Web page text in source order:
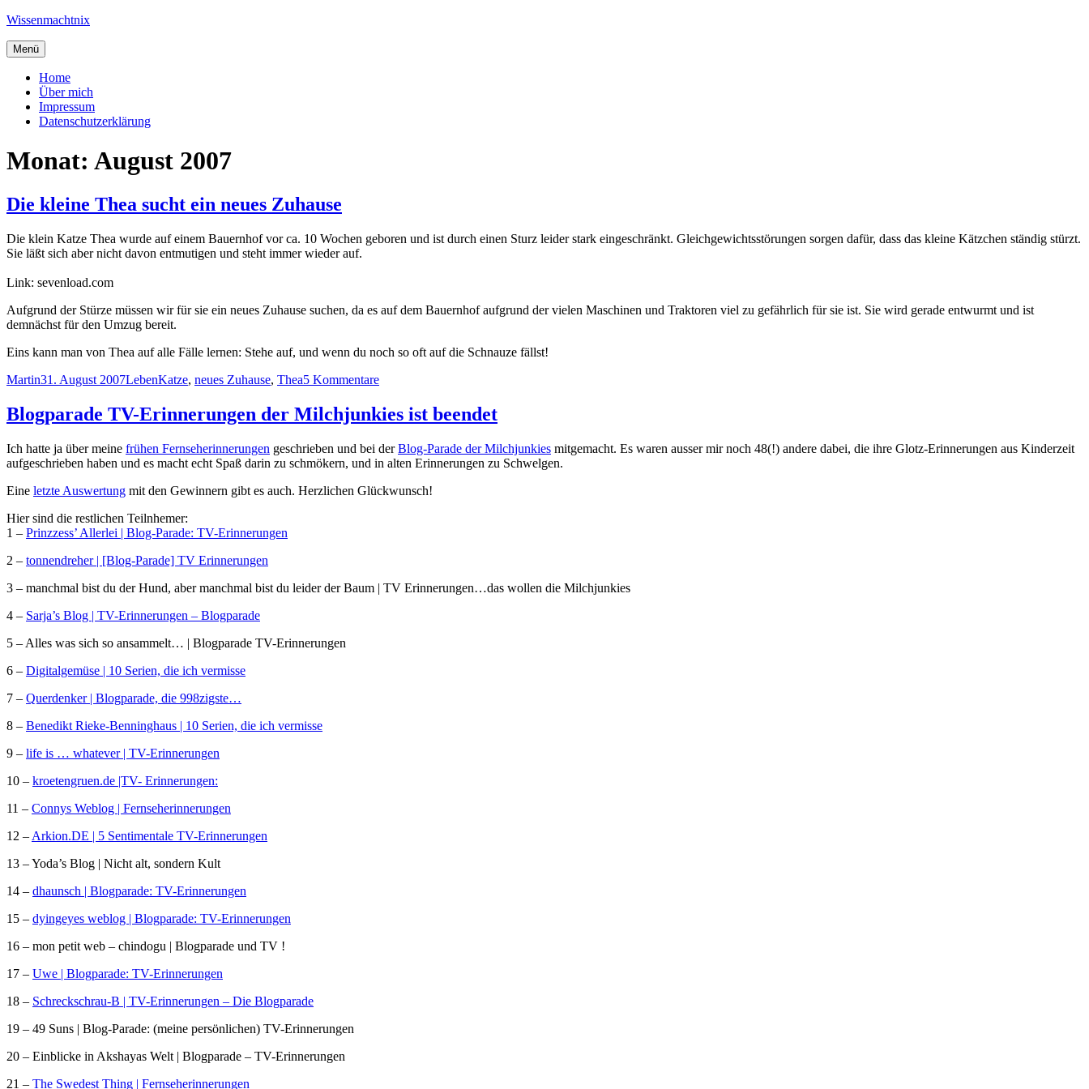
Zum
springen
Wissenmachtnix
Menü
Home
Über mich
Impressum
Datenschutzerklärung
Monat: August 2007
Die kleine Thea sucht ein neues Zuhause
Die klein Katze Thea wurde auf einem Bauernhof vor ca. 10 Wochen geboren und ist durch einen Sturz leider stark eingeschränkt. Gleichgewichtsstörungen sorgen dafür, dass das kleine Kätzchen ständig stürzt.
Sie läßt sich aber nicht davon entmutigen und steht immer wieder auf.
Link: sevenload.com
Aufgrund der Stürze müssen wir für sie ein neues Zuhause suchen, da es auf dem Bauernhof aufgrund der vielen Maschinen und Traktoren viel zu gefährlich für sie ist. Sie wird gerade entwurmt und ist
demnächst für den Umzug bereit.
Eins kann man von Thea auf alle Fälle lernen: Stehe auf, und wenn du noch so oft auf die Schnauze fällst!
Autor
MartinVeröffentlicht
31. August 2007Kategorien
LebenSchlagwörter
Katze, neues Zuhause, Thea5 Kommentarezu
kleine
Thea
ein
neues
Blogparade TV-Erinnerungen der Milchjunkies ist beendet
Ich hatte ja über meine frühen Fernseherinnerungen geschrieben und bei derBlog-Parade der Milchjunkies mitgemacht. Es waren ausser mir noch 48(!) andere dabei, die ihre Glotz-Erinnerungen aus Kinderzeit
aufgeschrieben haben und es macht echt Spaß darin zu schmökern, und in alten Erinnerungen zu Schwelgen.
Eine letzte Auswertung mit den Gewinnern gibt es auch. Herzlichen Glückwunsch!
Hier sind die restlichen Teilnhemer:
1 – Prinzzess’ Allerlei | Blog-Parade: TV-Erinnerungen
2 – tonnendreher | [Blog-Parade] TV Erinnerungen
3 – manchmal bist du der Hund, aber manchmal bist du leider der Baum | TV Erinnerungen…das wollen die Milchjunkies
4 – Sarja’s Blog | TV-Erinnerungen – Blogparade
5 – Alles was sich so ansammelt… | Blogparade TV-Erinnerungen
6 – Digitalgemüse | 10 Serien, die ich vermisse
7 – Querdenker | Blogparade, die 998zigste…
8 – Benedikt Rieke-Benninghaus | 10 Serien, die ich vermisse
9 – life is … whatever | TV-Erinnerungen
10 – kroetengruen.de |TV- Erinnerungen:
11 – Connys Weblog | Fernseherinnerungen
12 – Arkion.DE | 5 Sentimentale TV-Erinnerungen
13 – Yoda’s Blog | Nicht alt, sondern Kult
14 – dhaunsch | Blogparade: TV-Erinnerungen
15 – dyingeyes weblog | Blogparade: TV-Erinnerungen
16 – mon petit web – chindogu | Blogparade und TV !
17 – Uwe | Blogparade: TV-Erinnerungen
18 – Schreckschrau-B | TV-Erinnerungen – Die Blogparade
19 – 49 Suns | Blog-Parade: (meine persönlichen) TV-Erinnerungen
20 – Einblicke in Akshayas Welt | Blogparade – TV-Erinnerungen
21 – The Swedest Thing | Fernseherinnerungen